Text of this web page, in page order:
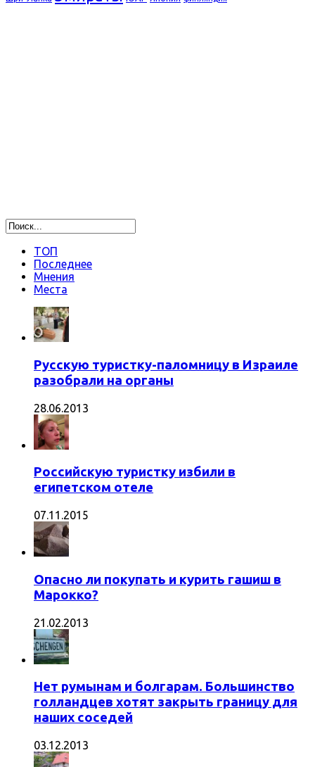
ТОП
Последнее
Мнения
Места
Русскую туристку-паломницу в Израиле
разобрали на органы
28.06.2013
Российскую туристку избили в
египетском отеле
07.11.2015
Опасно ли покупать и курить гашиш в
Марокко?
21.02.2013
Нет румынам и болгарам. Большинство
голландцев хотят закрыть границу для
наших соседей
03.12.2013